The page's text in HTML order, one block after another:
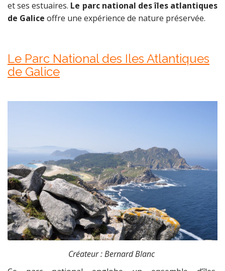
et ses estuaires. Le parc national des îles atlantiques
de Galice offre une expérience de nature préservée.
Le Parc National des Iles Atlantiques
de Galice
Créateur : Bernard Blanc